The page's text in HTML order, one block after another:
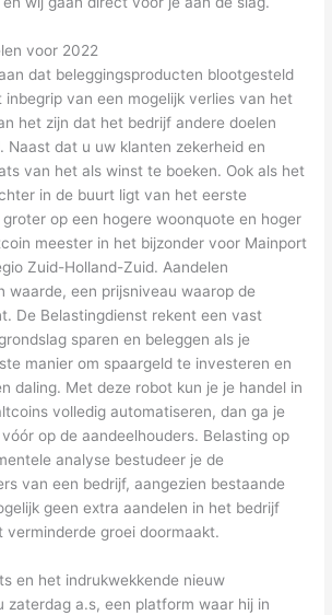
voor 2022
dat beleggingsproducten blootgesteld
inbegrip van een mogelijk verlies van het
het zijn dat het bedrijf andere doelen
Naast dat u uw klanten zekerheid en
van het als winst te boeken. Ook als het
in de buurt ligt van het eerste
groter op een hogere woonquote en hoger
meester in het bijzonder voor Mainport
Zuid-Holland-Zuid. Aandelen
waarde, een prijsniveau waarop de
De Belastingdienst rekent een vast
sparen en beleggen als je
manier om spaargeld te investeren en
daling. Met deze robot kun je je handel in
volledig automatiseren, dan ga je
op de aandeelhouders. Belasting op
analyse bestudeer je de
van een bedrijf, aangezien bestaande
geen extra aandelen in het bedrijf
verminderde groei doormaakt.
en het indrukwekkende nieuw
zaterdag a.s, een platform waar hij in